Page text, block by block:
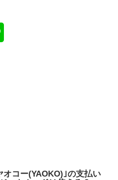
オコー(YAOKO)｣の支払い